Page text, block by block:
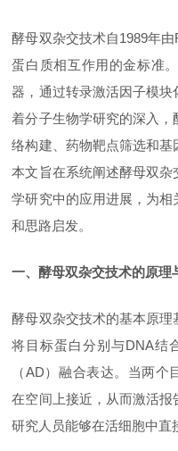
酵母双杂交技术自1989年
蛋白质相互作用的金标准
器，通过转录激活因子模
着分子生物学研究的深入
络构建、药物靶点筛选和基
本文旨在系统阐述酵母双
学研究中的应用进展，为
和思路启发。
一、酵母双杂交技术的原理
酵母双杂交技术的基本原
将目标蛋白分别与DNA结
（AD）融合表达。当两
在空间上接近，从而激活
研究人员能够在活细胞中直